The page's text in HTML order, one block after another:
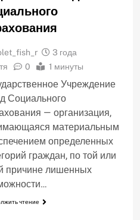
3 года
0 1 минуты
Учреждение
Социального
— организация,
материальным
определенных
граждан, по той или
причине лишенных
чтение